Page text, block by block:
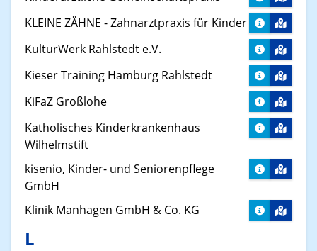
KLEINE ZÄHNE - Zahnarztpraxis für Kinder
KulturWerk Rahlstedt e.V.
Kieser Training Hamburg Rahlstedt
KiFaZ Großlohe
Katholisches Kinderkrankenhaus
Wilhelmstift
kisenio, Kinder- und Seniorenpflege
GmbH
Klinik Manhagen GmbH & Co. KG
L